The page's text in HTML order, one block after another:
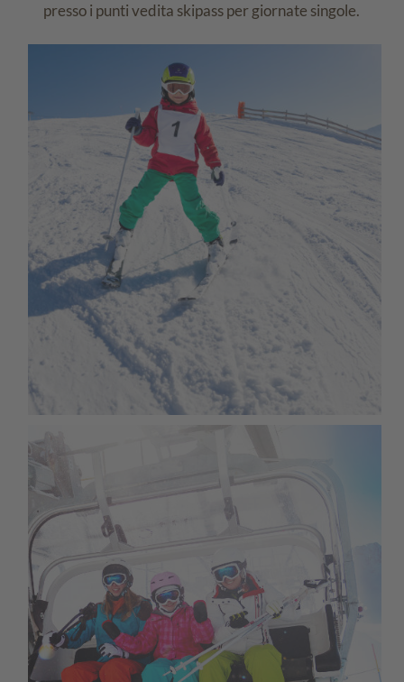
presso i punti vedita skipass per giornate singole.